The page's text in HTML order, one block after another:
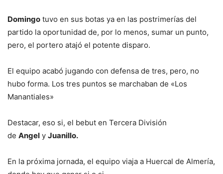
Domingo tuvo en sus botas ya en las postrimerías del
partido la oportunidad de, por lo menos, sumar un punto,
pero, el portero atajó el potente disparo.
El equipo acabó jugando con defensa de tres, pero, no
hubo forma. Los tres puntos se marchaban de «Los
Manantiales»
Destacar, eso si, el bebut en Tercera División
de Angel y Juanillo.
En la próxima jornada, el equipo viaja a Huercal de Almería,